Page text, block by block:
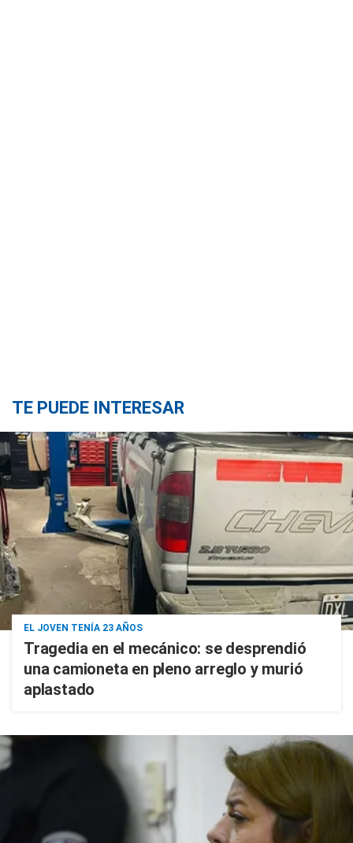
TE PUEDE INTERESAR
EL JOVEN TENÍA 23 AÑOS
Tragedia en el mecánico: se desprendió
una camioneta en pleno arreglo y murió
aplastado